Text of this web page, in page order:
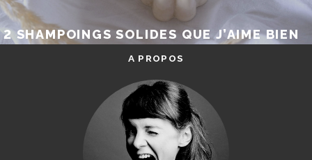
2 SHAMPOINGS SOLIDES QUE J’AIME BIEN
A PROPOS